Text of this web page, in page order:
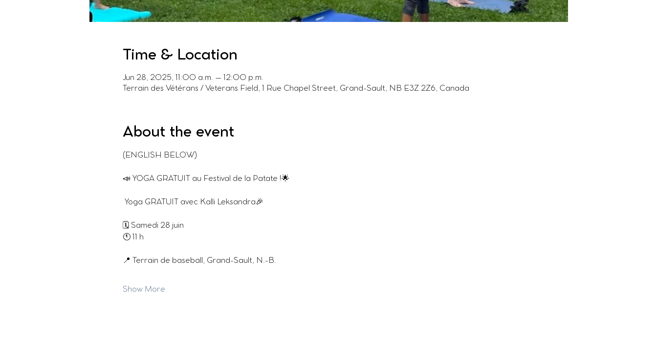
Time & Location
Jun 28, 2025, 11:00 a.m. – 12:00 p.m.
Terrain des Vétérans / Veterans Field, 1 Rue Chapel Street, Grand-Sault, NB E3Z 2Z6, Canada
About the event
(ENGLISH BELOW)
📣 YOGA GRATUIT au Festival de la Patate !🌟
Yoga GRATUIT avec Kalli Leksandra🎉
🗓 Samedi 28 juin
🕚 11 h
📍 Terrain de baseball, Grand-Sault, N.-B.
Show More